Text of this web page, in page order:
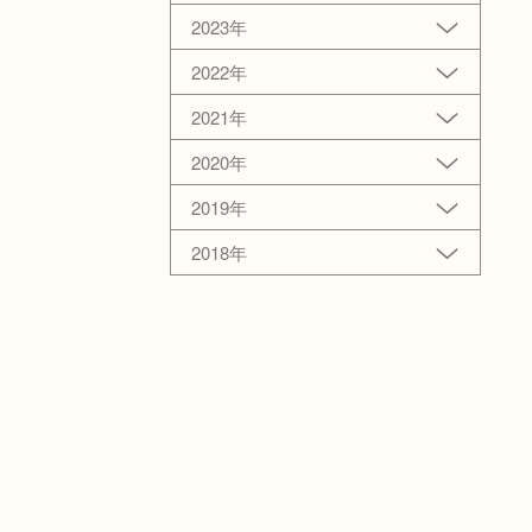
2023年
2022年
2021年
2020年
2019年
2018年